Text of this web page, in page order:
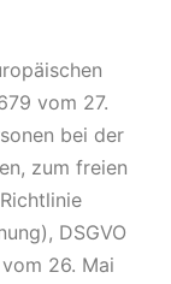
vom 27.
bei der
zum freien
DSGVO
26. Mai